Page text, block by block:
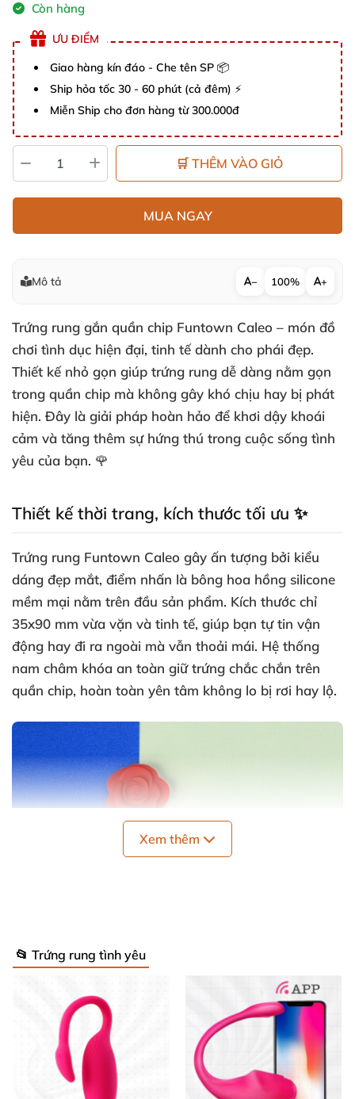
Còn hàng
ƯU ĐIỂM
Giao hàng kín đáo - Che tên SP 📦
Ship hỏa tốc 30 - 60 phút (cả đêm) ⚡
Miễn Ship cho đơn hàng từ 300.000đ
🛒 THÊM VÀO GIỎ
MUA NGAY
Mô tả − 100% +
Trứng rung gắn quần chip Funtown Caleo – món đồ
chơi tình dục hiện đại, tinh tế dành cho phái đẹp.
Thiết kế nhỏ gọn giúp trứng rung dễ dàng nằm gọn
trong quần chip mà không gây khó chịu hay bị phát
hiện. Đây là giải pháp hoàn hảo để khơi dậy khoái
cảm và tăng thêm sự hứng thú trong cuộc sống tình
yêu của bạn. 🌹
Thiết kế thời trang, kích thước tối ưu ✨
Trứng rung Funtown Caleo gây ấn tượng bởi kiểu
dáng đẹp mắt, điểm nhấn là bông hoa hồng silicone
mềm mại nằm trên đầu sản phẩm. Kích thước chỉ
35x90 mm vừa vặn và tinh tế, giúp bạn tự tin vận
động hay đi ra ngoài mà vẫn thoải mái. Hệ thống
nam châm khóa an toàn giữ trứng chắc chắn trên
quần chip, hoàn toàn yên tâm không lo bị rơi hay lộ.
Funtown Caleo trứng rung điều khiển app siêu bền hấp dẫn
Xem thêm
📂 Trứng rung tình yêu